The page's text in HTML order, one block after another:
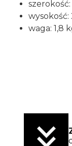
wysokość:
waga: 1,8